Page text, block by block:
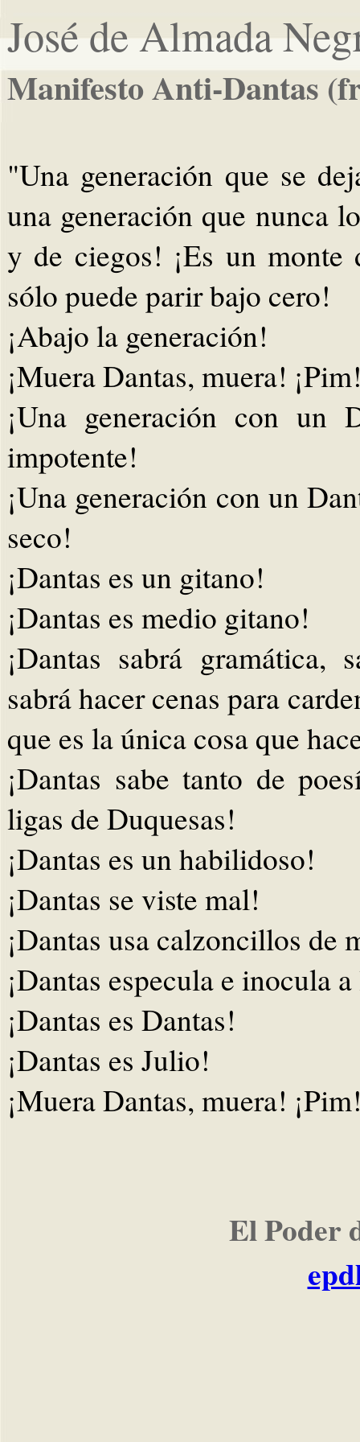
José de Almada
Manifesto Anti-Dantas
"Una generación que se
una generación que nunca
y de ciegos! ¡Es un monte
sólo puede parir bajo cero!
¡Abajo la generación!
¡Muera Dantas, muera!
¡Una generación con un
impotente!
¡Una generación con un
seco!
¡Dantas es un gitano!
¡Dantas es medio gitano!
¡Dantas sabrá gramática,
sabrá hacer cenas para
que es la única cosa que
¡Dantas sabe tanto de
ligas de Duquesas!
¡Dantas es un habilidoso!
¡Dantas se viste mal!
¡Dantas usa calzoncillos de
¡Dantas especula e inocula
¡Dantas es Dantas!
¡Dantas es Julio!
¡Muera Dantas, muera!
El Poder